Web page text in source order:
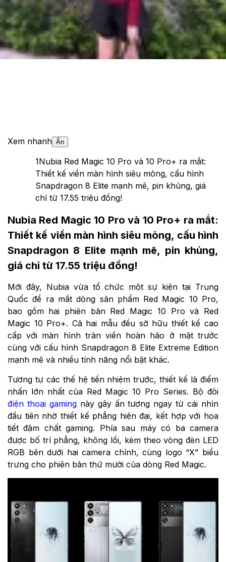
Theo dõi XTMobile trên
Xem nhanh Ẩn
1Nubia Red Magic 10 Pro và 10 Pro+ ra mắt:
Thiết kế viền màn hình siêu mỏng, cấu hình
Snapdragon 8 Elite mạnh mẽ, pin khủng, giá
chỉ từ 17.55 triệu đồng!
Nubia Red Magic 10 Pro và 10 Pro+ ra mắt:
Thiết kế viền màn hình siêu mỏng, cấu hình
Snapdragon 8 Elite mạnh mẽ, pin khủng,
giá chỉ từ 17.55 triệu đồng!
Mới đây, Nubia vừa tổ chức một sự kiện tại Trung
Quốc để ra mắt dòng sản phẩm Red Magic 10 Pro,
bao gồm hai phiên bản Red Magic 10 Pro và Red
Magic 10 Pro+. Cả hai mẫu đều sở hữu thiết kế cao
cấp với màn hình tràn viền hoàn hảo ở mặt trước
cùng với cấu hình Snapdragon 8 Elite Extreme Edition
mạnh mẽ và nhiều tính năng nổi bật khác.
Tương tự các thế hệ tiền nhiệm trước, thiết kế là điểm
nhấn lớn nhất của Red Magic 10 Pro Series. Bộ đôi
điện thoại gamingnày gây ấn tượng ngay từ cái nhìn
đầu tiên nhờ thiết kế phẳng hiện đại, kết hợp với họa
tiết đậm chất gaming. Phía sau máy có ba camera
được bố trí phẳng, không lồi, kèm theo vòng đèn LED
RGB bên dưới hai camera chính, cùng logo “X” biểu
trưng cho phiên bản thứ mười của dòng Red Magic.